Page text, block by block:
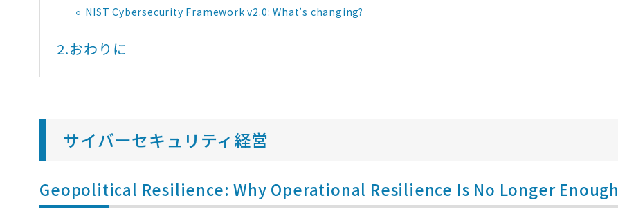
NIST Cybersecurity Framework v2.0: What’s changing?
2.おわりに
サイバーセキュリティ経営
Geopolitical Resilience: Why Operational Resilience Is No Longer Enough